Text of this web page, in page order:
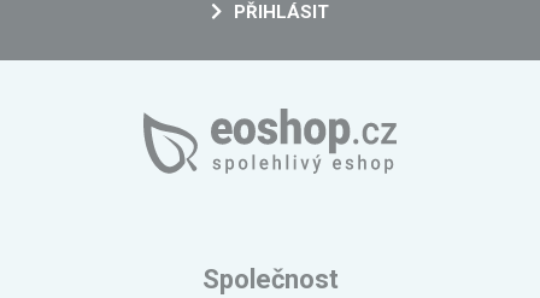
PŘIHLÁSIT
Společnost